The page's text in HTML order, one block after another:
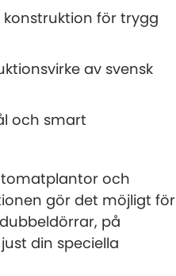
för trygg
av svensk
och smart
tomatplantor och
gör det möjligt för
på
din speciella